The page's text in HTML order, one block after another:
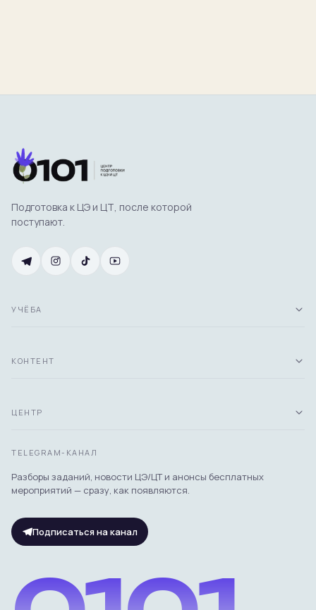
Подготовка к ЦЭ и ЦТ, после которой
поступают.
УЧЁБА
КОНТЕНТ
ЦЕНТР
TELEGRAM-КАНАЛ
Разборы заданий, новости ЦЭ/ЦТ и анонсы бесплатных
мероприятий — сразу, как появляются.
Подписаться на канал